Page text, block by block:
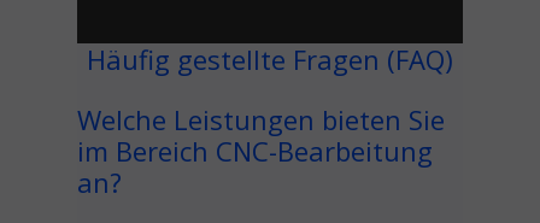
Häufig gestellte Fragen (FAQ)
Welche Leistungen bieten Sie
im Bereich CNC-Bearbeitung
an?